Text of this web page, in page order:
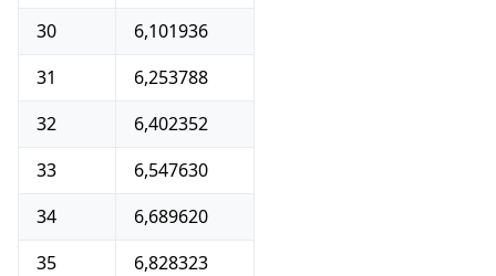
30
6,101936
31
6,253788
32
6,402352
33
6,547630
34
6,689620
35
6,828323